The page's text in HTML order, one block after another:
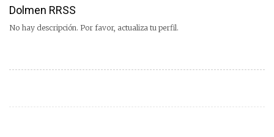
Dolmen RRSS
No hay descripción. Por favor, actualiza tu perfil.